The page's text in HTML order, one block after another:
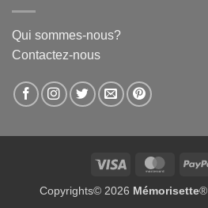
Qui sommes-nous?
Contactez-nous
Visa
Copyrights© 2026 Mémorisette®